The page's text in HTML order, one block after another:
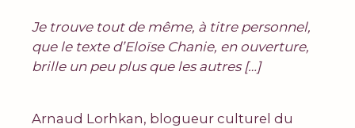
Je trouve tout de même, à titre personnel,
que le texte d’Eloïse Chanie, en ouverture,
brille un peu plus que les autres […]
Arnaud Lorhkan, blogueur culturel du